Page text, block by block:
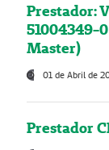
Prestador:
51004349-
Master)
01 de Abril de
Prestador